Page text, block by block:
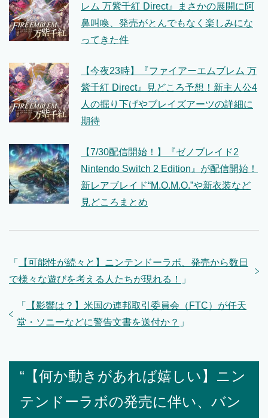
レム 万紫千紅 Direct』まさかの展開に阿
鼻叫喚、発売がとんでもなく楽しみにな
ってきた件
【今夜23時】『ファイアーエムブレム 万
紫千紅 Direct』見どころ予想！新主人公4
人の掘り下げやブレイズアーツの詳細に
期待
【7/30配信開始！】『ゼノブレイド2
Nintendo Switch 2 Edition』が配信開始！
新レアブレイド“M.O.M.O.”や新衣装など
見どころまとめ
「
【可能性が続々と】ニンテンドーラボ、発売から数日
で様々な遊びを考える人たちが現れる！
」
「
【影響は？】米国の連邦取引委員会（FTC）が任天
堂・ソニーなどに警告文書を送付か？ 」
“【何か動きがあれば嬉しい】ニン
テンドーラボの発売に伴い、バン